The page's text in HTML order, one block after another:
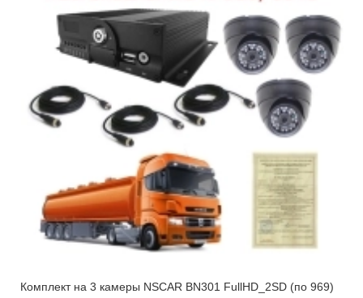
Комплект на 3 камеры NSCAR BN301 FullHD_2SD (по 969)